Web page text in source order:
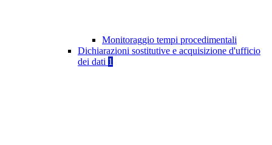
Monitoraggio tempi procedimentali
Dichiarazioni sostitutive e acquisizione d'ufficio
dei dati 1